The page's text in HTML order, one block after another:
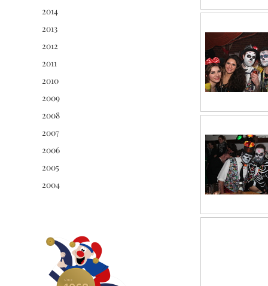
2014
2013
2012
2011
2010
2009
2008
2007
2006
2005
2004